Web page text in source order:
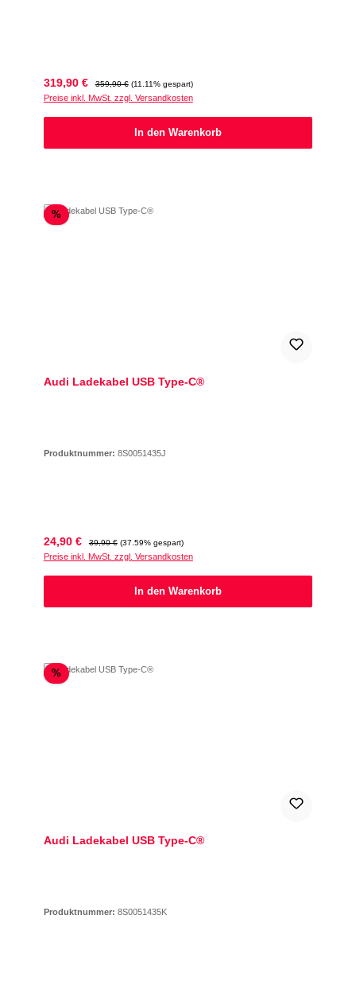
Verkaufspreis:
319,90 € Regulärer Preis:
359,90 € (11.11% gespart)
Preise inkl. MwSt. zzgl. Versandkosten
In den Warenkorb
%Rabatt
Audi Ladekabel USB Type-C®
Produktnummer: 8S0051435J
Verkaufspreis:
24,90 € Regulärer Preis:
39,90 € (37.59% gespart)
Preise inkl. MwSt. zzgl. Versandkosten
In den Warenkorb
%Rabatt
Audi Ladekabel USB Type-C®
Produktnummer: 8S0051435K